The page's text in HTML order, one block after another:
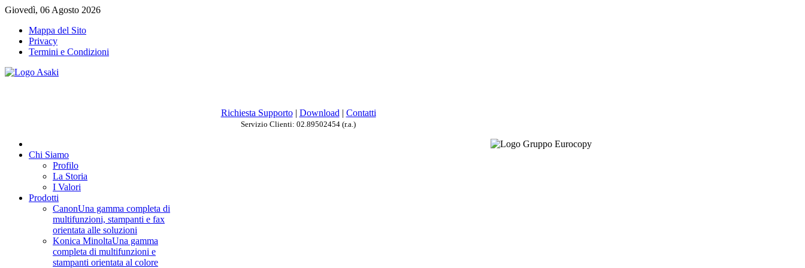
Giovedì, 06 Agosto 2026
Mappa del Sito
Privacy
Termini e Condizioni
Richiesta Supporto| Download | Contatti
Servizio Clienti: 02.89502454 (r.a.)
Chi Siamo
Profilo
La Storia
I Valori
Prodotti
CanonUna gamma completa di
multifunzioni, stampanti e fax
orientata alle soluzioni
Konica MinoltaUna gamma
completa di multifunzioni e
stampanti orientata al colore